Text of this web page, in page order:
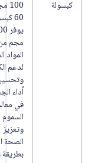
100 مجم
60 كبسولة
يوفر 100
مجم من
المواد الفعالة
لدعم الكبد
وتحسين
أداء الجسم
في معالجة
الصحة العامة
بطريقة سهلة